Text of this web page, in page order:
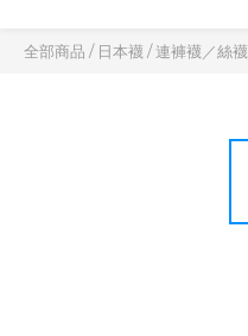
全部商品 / 日本襪 /連褲襪／絲襪